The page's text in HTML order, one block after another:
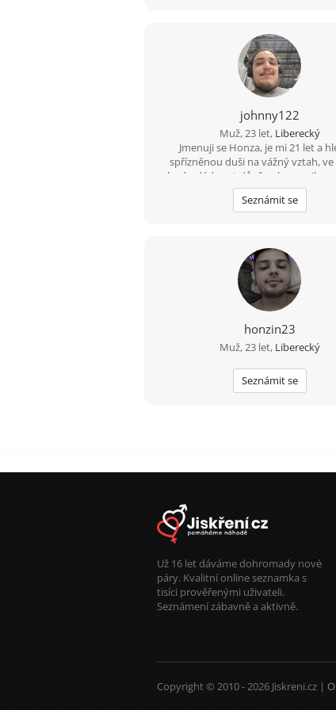
johnny122
Muž, 23 let, Liberecký
Jmenuji se Honza, je mi 21 let a
spřízněnou duši na vážný vztah,
bude vládnout důvěra, komunikace,
upřímnost.
Seznámit se
honzin23
Muž, 23 let, Liberecký
Seznámit se
Už 16 let dáváme dohromady nové
páry. Kvalitní online seznamka s
tisíci prověřenými uživateli.
Seznámení zábavně a aktivně.
Copyright © 2010 - 2026 Jiskreni.cz |